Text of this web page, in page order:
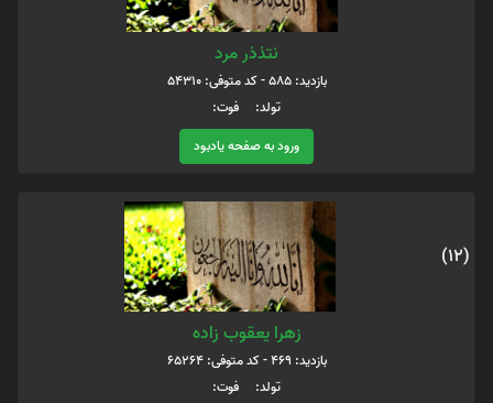
نتذذر مرد
بازدید: 585 - کد متوفی: 54310
تولد: فوت:
ورود به صفحه یادبود
(12)
زهرا یعقوب زاده
بازدید: 469 - کد متوفی: 65264
تولد: فوت: